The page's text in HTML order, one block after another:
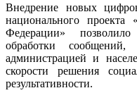
Внедрение новых
национального проекта
Федерации»
обработки
администрацией и
скорости решения
результативности.